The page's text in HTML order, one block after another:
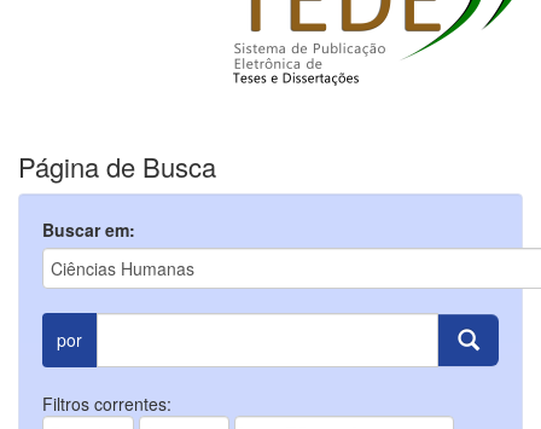
Página de Busca
Buscar em:
por
Filtros correntes: